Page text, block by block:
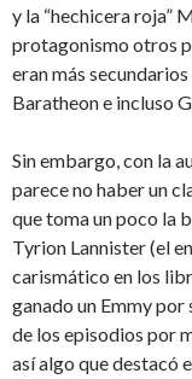
y la “hechicera roja”
protagonismo otros
eran más
Baratheon e incluso
Sin embargo, con la
parece no haber un
que toma un poco la
Tyrion Lannister (el
carismático en los
ganado un Emmy
de los episodios por
así algo que destacó